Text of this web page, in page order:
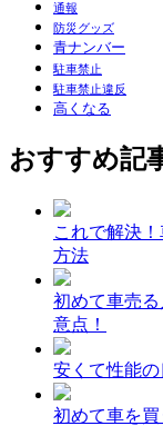
通報
防災グッズ
青ナンバー
駐車禁止
駐車禁止違反
高くなる
おすすめ記
これで解決
方法
初めて車売
意点！
安くて性能の
初めて車を